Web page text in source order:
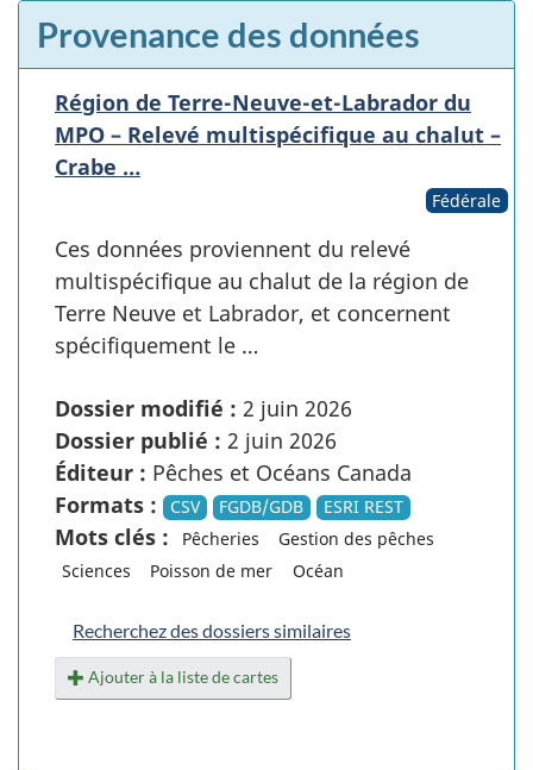
Provenance des données
Région de Terre-Neuve-et-Labrador du
MPO – Relevé multispécifique au chalut –
Crabe …
Fédérale
Ces données proviennent du relevé
multispécifique au chalut de la région de
Terre Neuve et Labrador, et concernent
spécifiquement le …
Dossier modifié : 2 juin 2026
Dossier publié : 2 juin 2026
Éditeur : Pêches et Océans Canada
Formats :
CSV FGDB/GDB ESRI REST
Mots clés : Pêcheries
Gestion des pêches
Sciences
Poisson de mer Océan
Recherchez des dossiers similaires
Ajouter à la liste de cartes